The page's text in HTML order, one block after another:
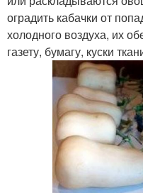
оградить кабачки от
холодного воздуха, их
газету, бумагу, куски